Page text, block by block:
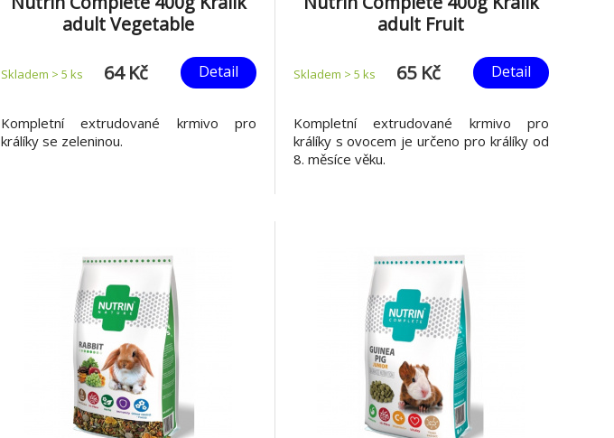
adult Vegetable
Skladem > 5ks 64 Kč Detail
Kompletní extrudované krmivo pro
králíky se zeleninou.
adult Fruit
Skladem > 5 ks 65 Kč Detail
Kompletní extrudované krmivo pro
králíky s ovocem je určeno pro králíky od
8. měsíce věku.